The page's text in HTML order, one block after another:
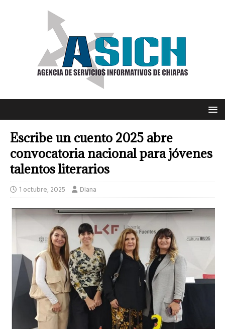
Escribe un cuento 2025 abre
convocatoria nacional para jóvenes
talentos literarios
1 octubre, 2025 Diana